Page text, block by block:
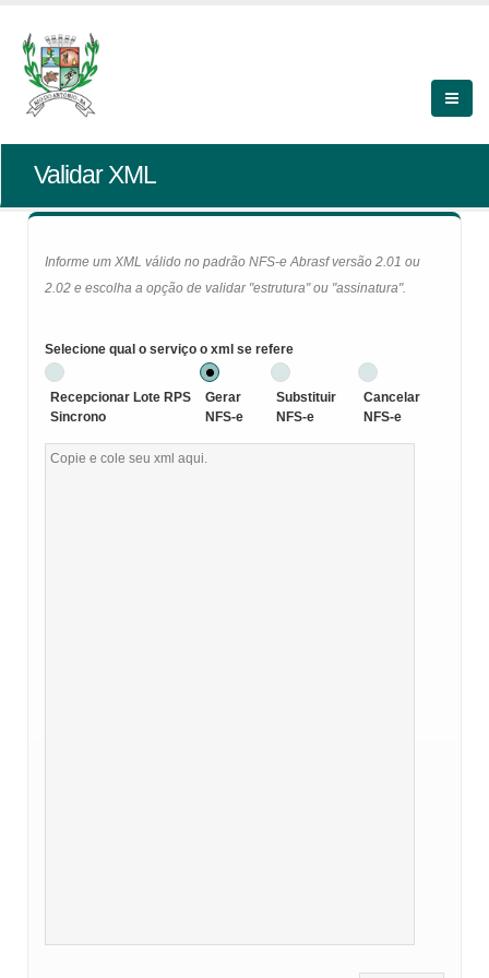
Validar XML
Informe um XML válido no padrão NFS-e Abrasf versão 2.01 ou
2.02 e escolha a opção de validar "estrutura" ou "assinatura".
Selecione qual o serviço o xml se refere
Recepcionar Lote RPS
Sincrono
Gerar
NFS-e
Substituir
NFS-e
Cancelar
NFS-e